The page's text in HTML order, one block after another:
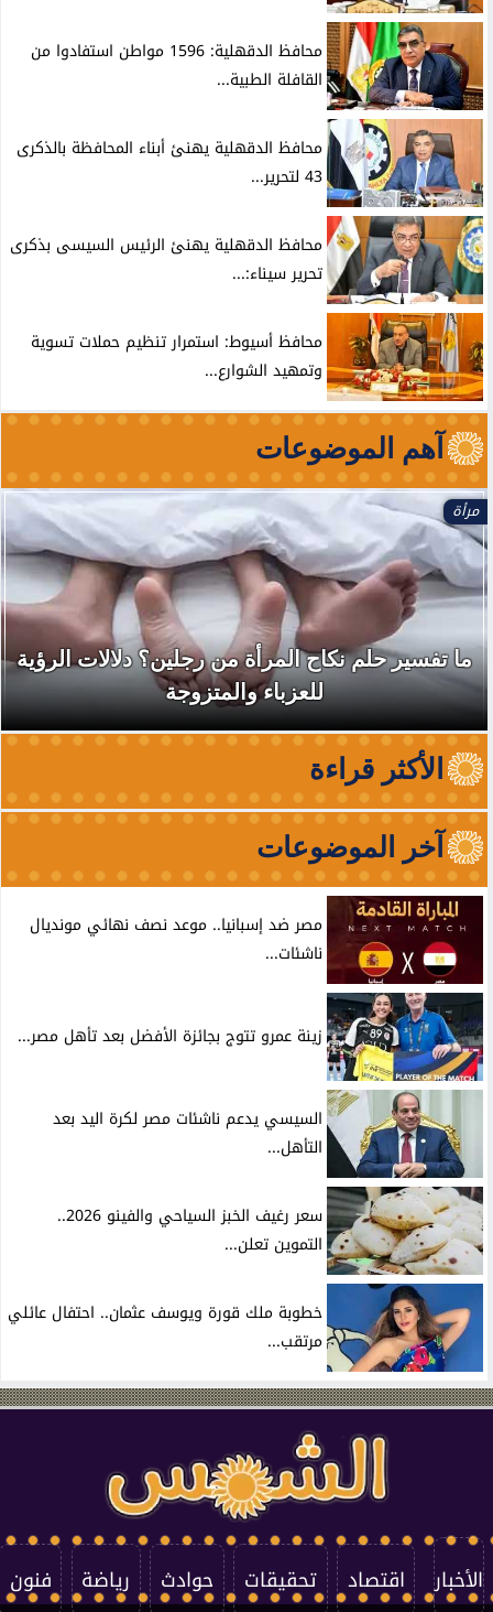
محافظ الدقهلية: 1596 مواطن استفادوا من
القافلة الطبية...
محافظ الدقهلية يهنئ أبناء المحافظة بالذكرى
43 لتحرير...
محافظ الدقهلية يهنئ الرئيس السيسى بذكرى
تحرير سيناء:...
محافظ أسيوط: استمرار تنظيم حملات تسوية
وتمهيد الشوارع...
آهم الموضوعات
الأخبار
نقابة الأطباء تكشف أسباب منع باربرا أونيل من
الظهور والترويج لخدماتها في...
الأكثر قراءة
آخر الموضوعات
مصر ضد إسبانيا.. موعد نصف نهائي مونديال
ناشئات...
زينة عمرو تتوج بجائزة الأفضل بعد تأهل مصر...
السيسي يدعم ناشئات مصر لكرة اليد بعد
التأهل...
سعر رغيف الخبز السياحي والفينو 2026..
التموين تعلن...
خطوبة ملك قورة ويوسف عثمان.. احتفال عائلي
مرتقب...
الأخبار اقتصاد تحقيقات حوادث رياضة فنون